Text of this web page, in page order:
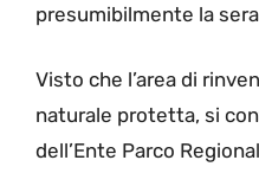
presumibilmente la
Visto che l’area di
naturale protetta, si
dell’Ente Parco